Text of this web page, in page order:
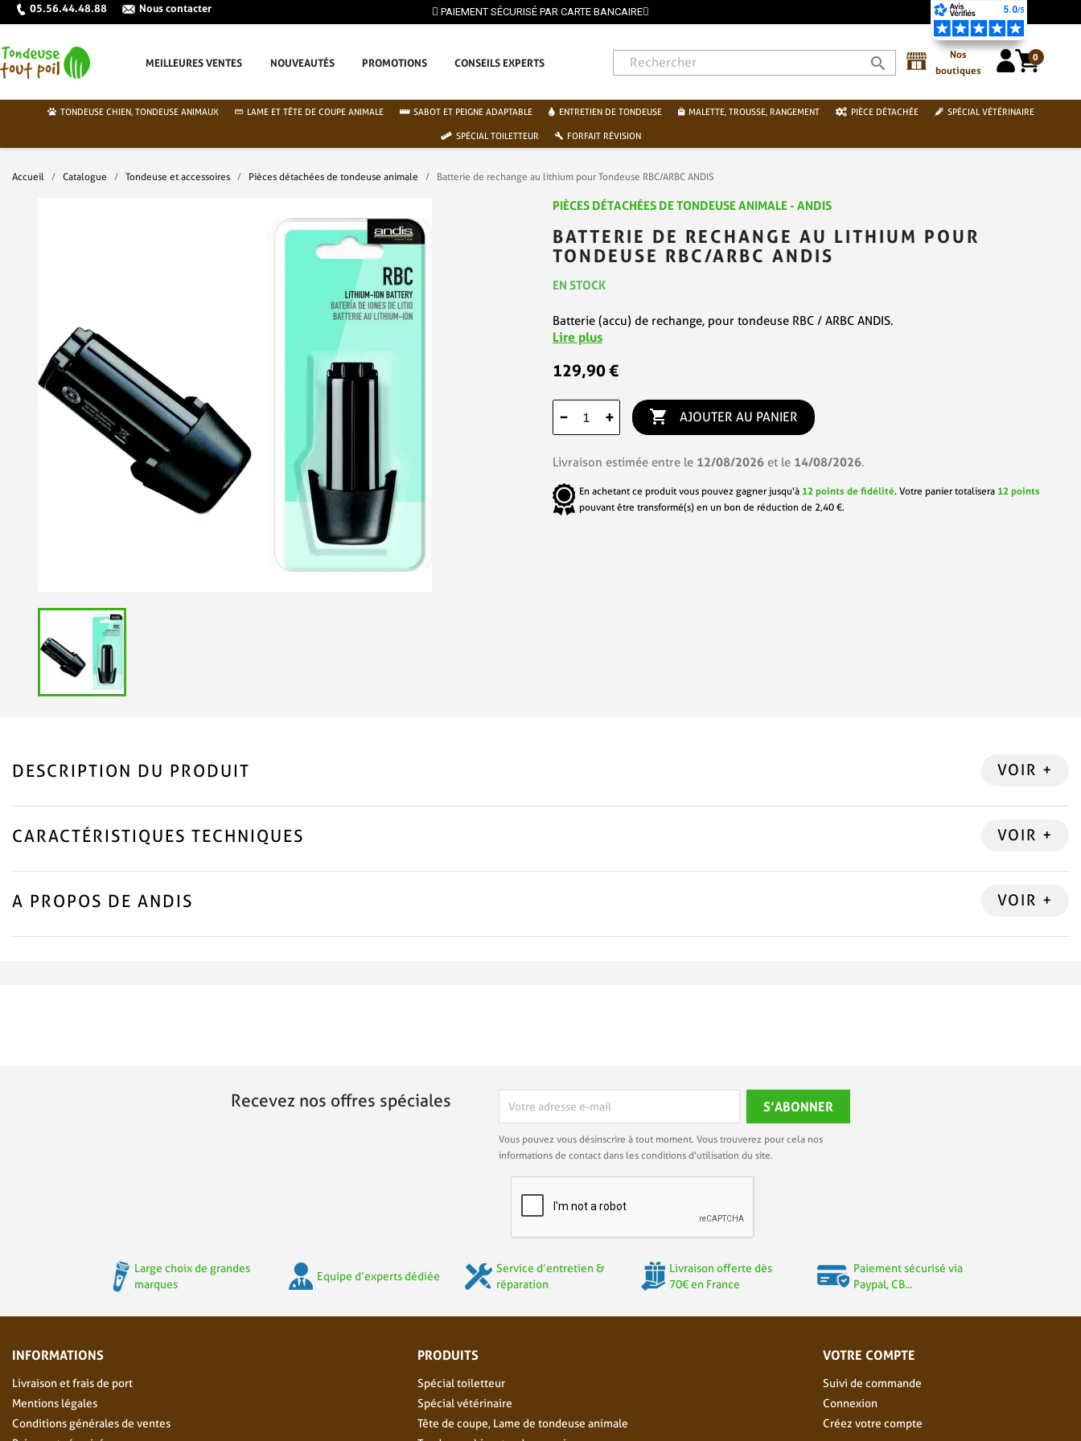
05.56.44.48.88 Nous contacter PAIEMENT SÉCURISÉ PAR CARTE BANCAIRE
MEILLEURES VENTES NOUVEAUTÉS PROMOTIONS CONSEILS EXPERTS search
Nos
boutiques
0
TONDEUSE CHIEN, TONDEUSE ANIMAUX LAME ET TÊTE DE COUPE ANIMALE SABOT ET PEIGNE ADAPTABLE ENTRETIEN DE TONDEUSE MALETTE, TROUSSE, RANGEMENT PIÈCE DÉTACHÉE SPÉCIAL VÉTÉRINAIRE
SPÉCIAL TOILETTEUR FORFAIT RÉVISION
Accueil Catalogue Tondeuse et accessoires Pièces détachées de tondeuse animale Batterie de rechange au lithium pour Tondeuse RBC/ARBC ANDIS
PIÈCES DÉTACHÉES DE TONDEUSE ANIMALE - ANDIS
BATTERIE DE RECHANGE AU LITHIUM POUR
TONDEUSE RBC/ARBC ANDIS
EN STOCK
Batterie (accu) de rechange, pour tondeuse RBC / ARBC ANDIS.
Lire plus
129,90 €
− +  AJOUTER AU PANIER
Livraison estimée entre le 12/08/2026 et le 14/08/2026.
En achetant ce produit vous pouvez gagner jusqu'à 12 points de fidélité. Votre panier totalisera 12 points
pouvant être transformé(s) en un bon de réduction de 2,40 €.
DESCRIPTION DU PRODUIT
CARACTÉRISTIQUES TECHNIQUES
A PROPOS DE ANDIS
Recevez nos offres spéciales
Vous pouvez vous désinscrire à tout moment. Vous trouverez pour cela nos
informations de contact dans les conditions d'utilisation du site.
Large choix de grandes
marques
Equipe d’experts dédiée
Service d’entretien &
réparation
Livraison offerte dès
70€ en France
Paiement sécurisé via
Paypal, CB...
INFORMATIONS
Livraison et frais de port
Mentions légales
Conditions générales de ventes
PRODUITS
Spécial toiletteur
Spécial vétérinaire
Tête de coupe, Lame de tondeuse animale
VOTRE COMPTE
Suivi de commande
Connexion
Créez votre compte